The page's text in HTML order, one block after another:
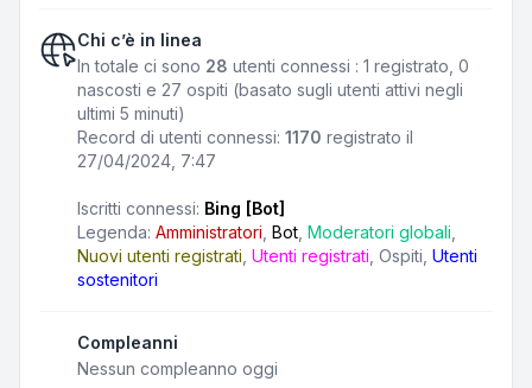
Chi c’è in linea
In totale ci sono 28 utenti connessi : 1 registrato, 0
nascosti e 27 ospiti (basato sugli utenti attivi negli
ultimi 5 minuti)
Record di utenti connessi: 1170 registrato il
27/04/2024, 7:47
Iscritti connessi: Bing [Bot]
Legenda: Amministratori, Bot, Moderatori globali,
Nuovi utenti registrati, Utenti registrati, Ospiti, Utenti
sostenitori
Compleanni
Nessun compleanno oggi